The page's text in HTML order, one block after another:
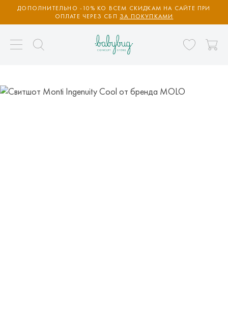
ДОПОЛНИТЕЛЬНО -10% КО ВСЕМ СКИДКАМ НА САЙТЕ ПРИ
ОПЛАТЕ ЧЕРЕЗ СБП ЗА ПОКУПКАМИ